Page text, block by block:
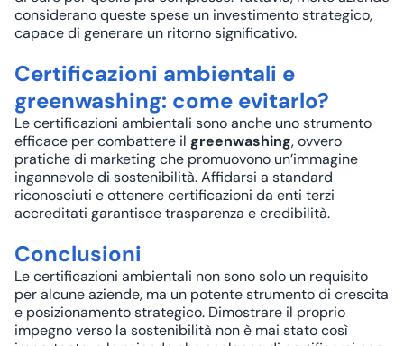
considerano queste spese un investimento strategico,
capace di generare un ritorno significativo.
Certificazioni ambientali e
greenwashing: come evitarlo?
Le certificazioni ambientali sono anche uno strumento
efficace per combattere il greenwashing, ovvero
pratiche di marketing che promuovono un’immagine
ingannevole di sostenibilità. Affidarsi a standard
riconosciuti e ottenere certificazioni da enti terzi
accreditati garantisce trasparenza e credibilità.
Conclusioni
Le certificazioni ambientali non sono solo un requisito
per alcune aziende, ma un potente strumento di crescita
e posizionamento strategico. Dimostrare il proprio
impegno verso la sostenibilità non è mai stato così